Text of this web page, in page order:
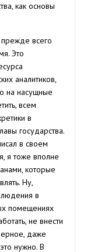
как основы
всего
Это
аналитиков,
на насущные
всем
в
государства.
в своем
я тоже вполне
которые
Ну,
в
помещениях
не внести
даже
нужно. В